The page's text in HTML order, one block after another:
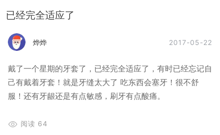
已经完全适应了
烨烨 2017-05-22
戴了一个星期的牙套了，已经完全适应了，有时已经忘记自
己有戴着牙套！就是牙缝太大了 吃东西会塞牙！很不舒
服！还有牙龈还是有点敏感，刷牙有点酸痛。
阅读 64